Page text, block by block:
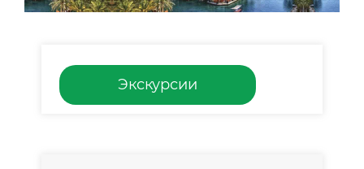
Экскурсии